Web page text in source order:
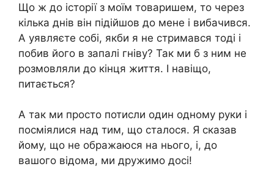
Що ж до історії з моїм товаришем, то через
кілька днів він підійшов до мене і вибачився.
А уявляєте собі, якби я не стримався тоді і
побив його в запалі гніву? Так ми б з ним не
розмовляли до кінця життя. І навіщо,
питається?
А так ми просто потисли один одному руки і
посміялися над тим, що сталося. Я сказав
йому, що не ображаюся на нього, і, до
вашого відома, ми дружимо досі!